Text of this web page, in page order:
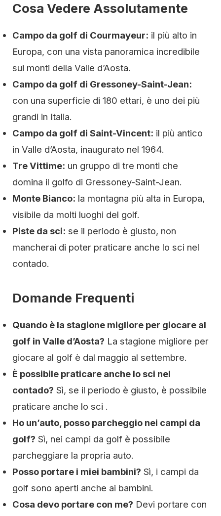
Cosa Vedere Assolutamente
Campo da golf di Courmayeur: il più alto in
Europa, con una vista panoramica incredibile
sui monti della Valle d’Aosta.
Campo da golf di Gressoney-Saint-Jean:
con una superficie di 180 ettari, è uno dei più
grandi in Italia.
Campo da golf di Saint-Vincent: il più antico
in Valle d’Aosta, inaugurato nel 1964.
Tre Vittime: un gruppo di tre monti che
domina il golfo di Gressoney-Saint-Jean.
Monte Bianco: la montagna più alta in Europa,
visibile da molti luoghi del golf.
Piste da sci: se il periodo è giusto, non
mancherai di poter praticare anche lo sci nel
contado.
Domande Frequenti
Quando è la stagione migliore per giocare al
golf in Valle d’Aosta? La stagione migliore per
giocare al golf è dal maggio al settembre.
È possibile praticare anche lo sci nel
contado? Sì, se il periodo è giusto, è possibile
praticare anche lo sci .
Ho un’auto, posso parcheggio nei campi da
golf? Sì, nei campi da golf è possibile
parcheggiare la propria auto.
Posso portare i miei bambini? Sì, i campi da
golf sono aperti anche ai bambini.
Cosa devo portare con me? Devi portare con